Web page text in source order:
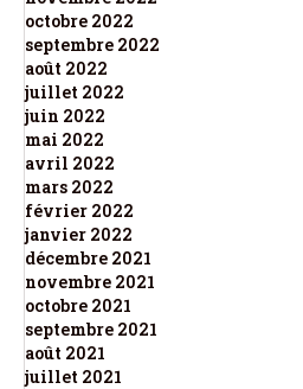
octobre 2022
septembre 2022
août 2022
juillet 2022
juin 2022
mai 2022
avril 2022
mars 2022
février 2022
janvier 2022
décembre 2021
novembre 2021
octobre 2021
septembre 2021
août 2021
juillet 2021